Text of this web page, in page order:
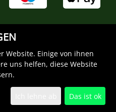
AGB
IMPRESSUM
Website. Einige von ihnen
uns helfen, diese Website
Das ist ok